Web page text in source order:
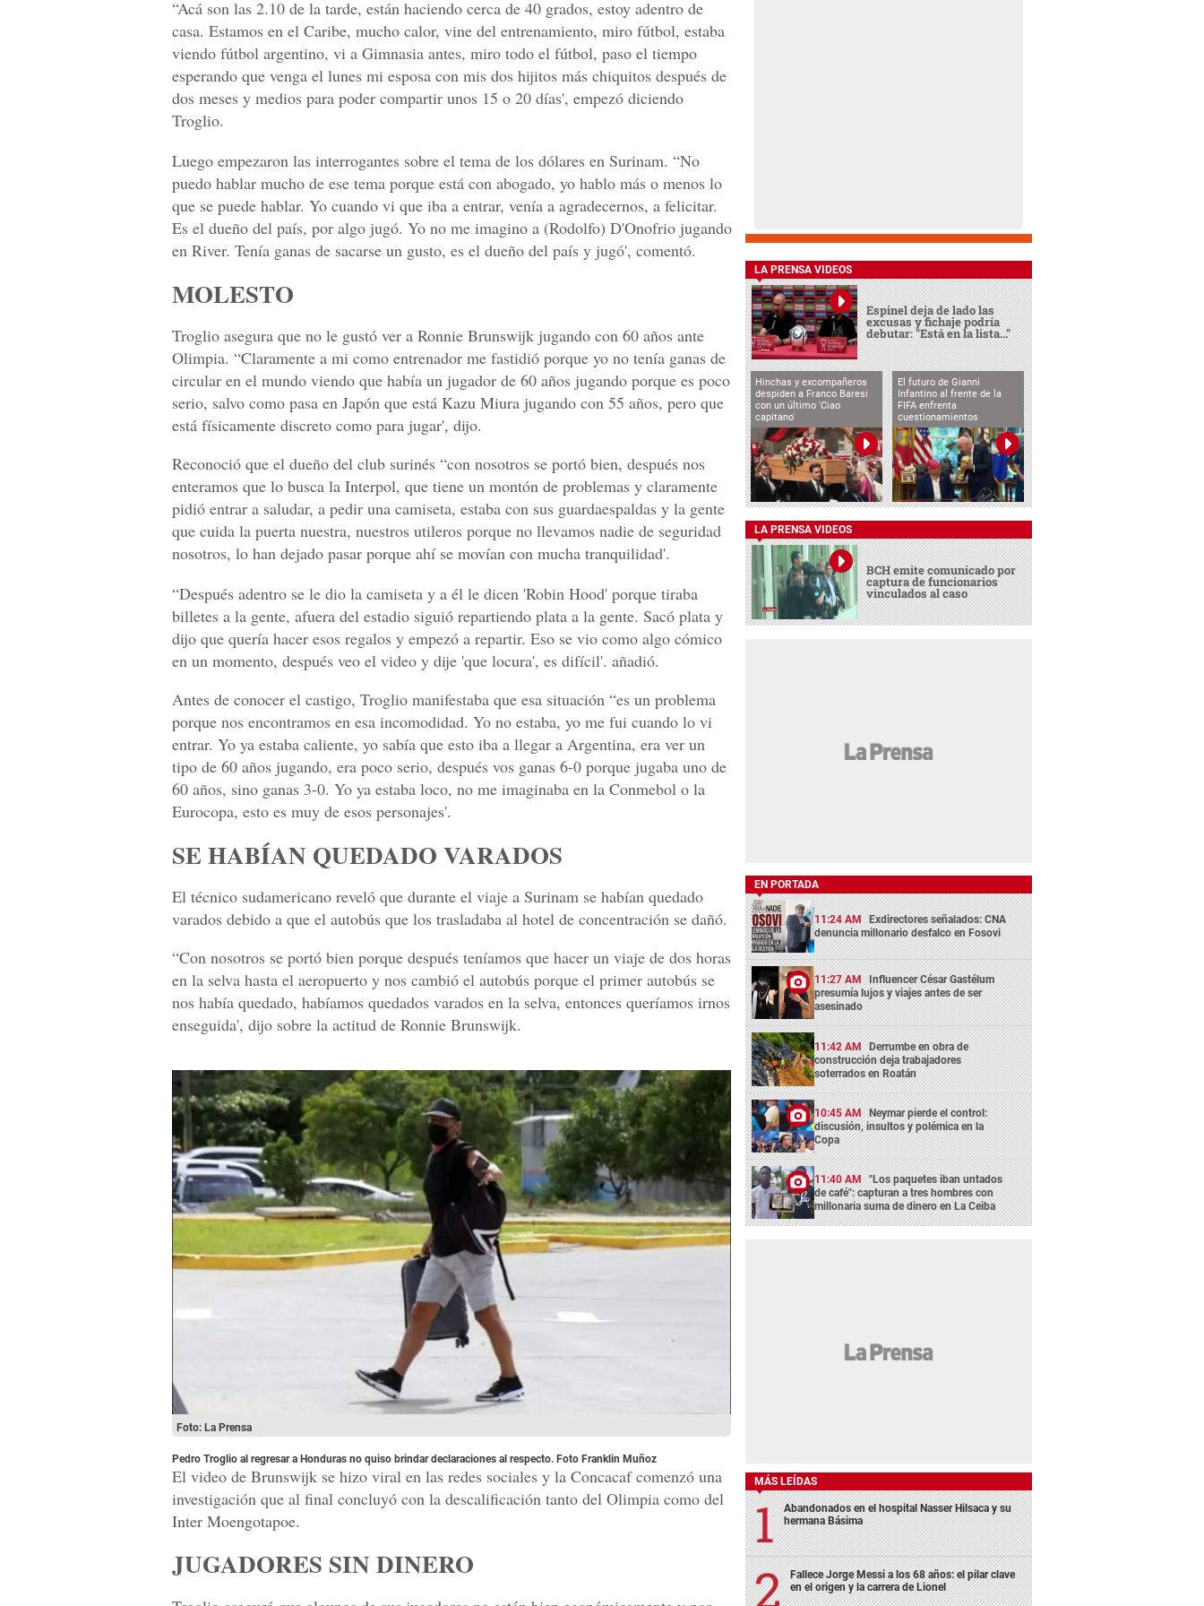
“Acá son las 2.10 de la tarde, están haciendo cerca de 40 grados, estoy adentro de
casa. Estamos en el Caribe, mucho calor, vine del entrenamiento, miro fútbol, estaba
viendo fútbol argentino, vi a Gimnasia antes, miro todo el fútbol, paso el tiempo
esperando que venga el lunes mi esposa con mis dos hijitos más chiquitos después de
dos meses y medios para poder compartir unos 15 o 20 días', empezó diciendo
Troglio.
Luego empezaron las interrogantes sobre el tema de los dólares en Surinam. “No
puedo hablar mucho de ese tema porque está con abogado, yo hablo más o menos lo
que se puede hablar. Yo cuando vi que iba a entrar, venía a agradecernos, a felicitar.
Es el dueño del país, por algo jugó. Yo no me imagino a (Rodolfo) D'Onofrio jugando
en River. Tenía ganas de sacarse un gusto, es el dueño del país y jugó', comentó.
MOLESTO
Troglio asegura que no le gustó ver a Ronnie Brunswijk jugando con 60 años ante
Olimpia. “Claramente a mi como entrenador me fastidió porque yo no tenía ganas de
circular en el mundo viendo que había un jugador de 60 años jugando porque es poco
serio, salvo como pasa en Japón que está Kazu Miura jugando con 55 años, pero que
está físicamente discreto como para jugar', dijo.
Reconoció que el dueño del club surinés “con nosotros se portó bien, después nos
enteramos que lo busca la Interpol, que tiene un montón de problemas y claramente
pidió entrar a saludar, a pedir una camiseta, estaba con sus guardaespaldas y la gente
que cuida la puerta nuestra, nuestros utileros porque no llevamos nadie de seguridad
nosotros, lo han dejado pasar porque ahí se movían con mucha tranquilidad'.
“Después adentro se le dio la camiseta y a él le dicen 'Robin Hood' porque tiraba
billetes a la gente, afuera del estadio siguió repartiendo plata a la gente. Sacó plata y
dijo que quería hacer esos regalos y empezó a repartir. Eso se vio como algo cómico
en un momento, después veo el video y dije 'que locura', es difícil'. añadió.
Antes de conocer el castigo, Troglio manifestaba que esa situación “es un problema
porque nos encontramos en esa incomodidad. Yo no estaba, yo me fui cuando lo vi
entrar. Yo ya estaba caliente, yo sabía que esto iba a llegar a Argentina, era ver un
tipo de 60 años jugando, era poco serio, después vos ganas 6-0 porque jugaba uno de
60 años, sino ganas 3-0. Yo ya estaba loco, no me imaginaba en la Conmebol o la
Eurocopa, esto es muy de esos personajes'.
SE HABÍAN QUEDADO VARADOS
El técnico sudamericano reveló que durante el viaje a Surinam se habían quedado
varados debido a que el autobús que los trasladaba al hotel de concentración se dañó.
“Con nosotros se portó bien porque después teníamos que hacer un viaje de dos horas
en la selva hasta el aeropuerto y nos cambió el autobús porque el primer autobús se
nos había quedado, habíamos quedados varados en la selva, entonces queríamos irnos
enseguida', dijo sobre la actitud de Ronnie Brunswijk.
Foto: La Prensa
Pedro Troglio al regresar a Honduras no quiso brindar declaraciones al respecto. Foto Franklin Muñoz
El video de Brunswijk se hizo viral en las redes sociales y la Concacaf comenzó una
investigación que al final concluyó con la descalificación tanto del Olimpia como del
Inter Moengotapoe.
JUGADORES SIN DINERO
LA PRENSA VIDEOS
Espinel deja de lado las
excusas y fichaje podría
debutar: "Está en la lista..."
Hinchas y excompañeros
despiden a Franco Baresi
con un último 'Ciao
capitano'
El futuro de Gianni
Infantino al frente de la
FIFA enfrenta
cuestionamientos
LA PRENSA VIDEOS
BCH emite comunicado por
captura de funcionarios
vinculados al caso
EN PORTADA
11:24 AM Exdirectores señalados: CNA
denuncia millonario desfalco en Fosovi
11:27 AM Influencer César Gastélum
presumía lujos y viajes antes de ser
asesinado
11:42 AM Derrumbe en obra de
construcción deja trabajadores
soterrados en Roatán
10:45 AM Neymar pierde el control:
discusión, insultos y polémica en la
Copa
11:40 AM "Los paquetes iban untados
de café": capturan a tres hombres con
millonaria suma de dinero en La Ceiba
MÁS LEÍDAS
Abandonados en el hospital Nasser Hilsaca y su
hermana Básima
Fallece Jorge Messi a los 68 años: el pilar clave
en el origen y la carrera de Lionel